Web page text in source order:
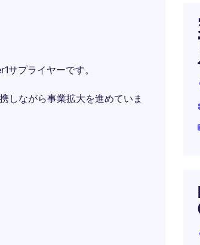
サプライヤーです。
しながら事業拡大を進めていま